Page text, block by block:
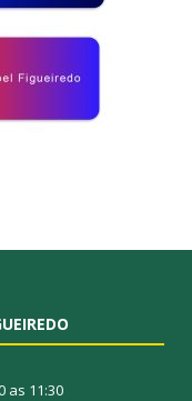
as 11:30